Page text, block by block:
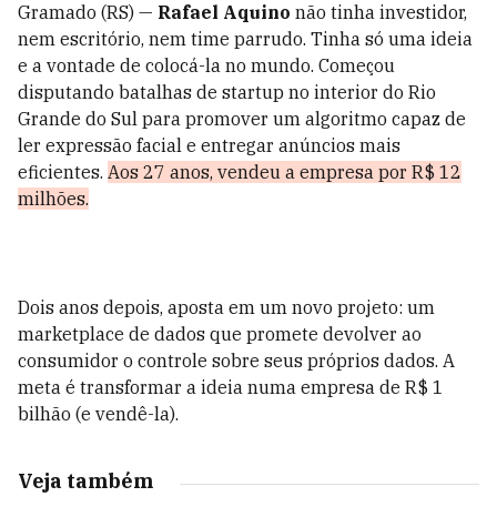
Gramado (RS) — Rafael Aquino não tinha investidor,
nem escritório, nem time parrudo. Tinha só uma ideia
e a vontade de colocá-la no mundo. Começou
disputando batalhas de startup no interior do Rio
Grande do Sul para promover um algoritmo capaz de
ler expressão facial e entregar anúncios mais
eficientes. Aos 27 anos, vendeu a empresa por R$ 12
milhões.
Dois anos depois, aposta em um novo projeto: um
marketplace de dados que promete devolver ao
consumidor o controle sobre seus próprios dados. A
meta é transformar a ideia numa empresa de R$ 1
bilhão (e vendê-la).
Veja também